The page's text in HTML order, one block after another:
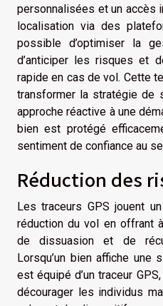
personnalisées et un accès
localisation via des
possible d’optimiser la
d’anticiper les risques et
rapide en cas de vol. Cette
transformer la stratégie de
approche réactive à une
bien est protégé
sentiment de confiance au
Réduction des
Les traceurs GPS jouent
réduction du vol en offrant
de dissuasion et de
Lorsqu’un bien affiche une
est équipé d’un traceur
décourager les individus